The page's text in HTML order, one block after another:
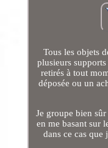
Tous les objets
plusieurs
retirés à tout
déposée ou un
Je groupe bien
en me basant sur
dans ce cas que